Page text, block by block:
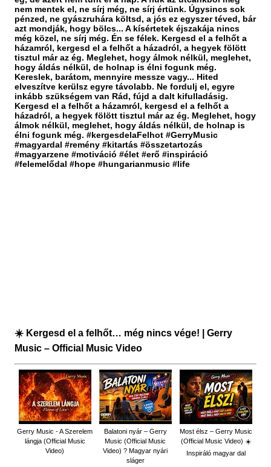
nem mentek el, ne sírj még, ne sírj értünk. Úgysincs sok
pénzed, ne gyászruhára költsd, a jós ez egyszer téved, bár
azt mondják, hogy bölcs... A kísértetek éjszakája nincs
még közel, ne sírj még. Én se félek. Kergesd el a felhőt a
házamról, kergesd el a felhőt a házadról, a hegyek fölött
tisztul már az ég. Meglehet, hogy álmok nélkül, meglehet,
hogy áldás nélkül, de holnap is élni fogunk még.
Kereslek, barátom, mennyire messze vagy... Hited
elveszítve kerülsz egyre távolabb. Ne fordulj el, egyre
inkább szükségem van Rád, fújd a dalt kifulladásig.
Kergesd el a felhőt a házamról, kergesd el a felhőt a
házadról, a hegyek fölött tisztul már az ég. Meglehet, hogy
álmok nélkül, meglehet, hogy áldás nélkül, de holnap is
élni fogunk még. #kergesdelaFelhot #GerryMusic
#magyardal #remény #kitartás #összetartozás
#magyarzene #motiváció #élet #erő #inspiráció
#felemelődal #hope #hungarianmusic #life
☀️ Kergesd el a felhőt… még nincs vége! | Gerry
Music – Official Music Video
Gerry Music - A Szerelem
lángja (Official Music
Video)
Balatoni nyár – Gerry
Music (Official Music
Video) ? Magyar nyári
sláger
Most élsz – Gerry Music
(Official Music Video) ☀️
Inspiráló magyar dal